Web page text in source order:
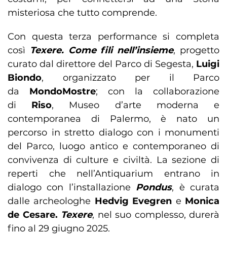
misteriosa che tutto comprende.
Con questa terza performance si completa
così Texere. Come fili nell’insieme, progetto
curato dal direttore del Parco di Segesta, Luigi
Biondo, organizzato per il Parco
da MondoMostre; con la collaborazione
di Riso, Museo d’arte moderna e
contemporanea di Palermo, è nato un
percorso in stretto dialogo con i monumenti
del Parco, luogo antico e contemporaneo di
convivenza di culture e civiltà. La sezione di
reperti che nell’Antiquarium entrano in
dialogo con l’installazione Pondus, è curata
dalle archeologhe Hedvig Evegren e Monica
de Cesare. Texere, nel suo complesso, durerà
fino al 29 giugno 2025.